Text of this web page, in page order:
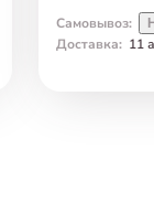
Самовывоз:
Доставка: 11